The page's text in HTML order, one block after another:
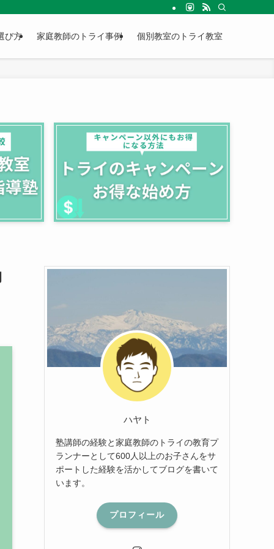
び方 家庭教師のトライ事例 個別教室のトライ教室
ハヤト
塾講師の経験と家庭教師のトライの教育プ
ランナーとして600人以上のお子さんをサ
ポートした経験を活かしてブログを書いて
います。
プロフィール